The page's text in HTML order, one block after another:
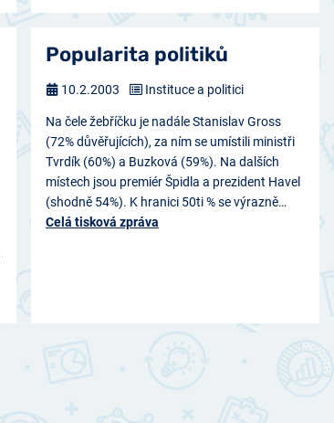
Popularita politiků
Na čele žebříčku je nadále Stanislav Gross
(72% důvěřujících), za ním se umístili ministři
Tvrdík (60%) a Buzková (59%). Na dalších
místech jsou premiér Špidla a prezident Havel
(shodně 54%). K hranici 50ti % se výrazně…
Celá tisková zpráva
10.2.2003 Instituce a politici